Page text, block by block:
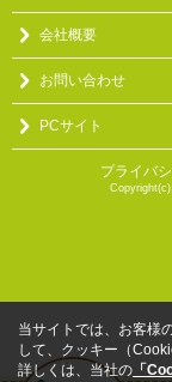
会社概要
お問い合わせ
PCサイト
プライバ
Copyright(c)
当サイトでは、お客様
して、クッキー（
詳しくは、当社の 「